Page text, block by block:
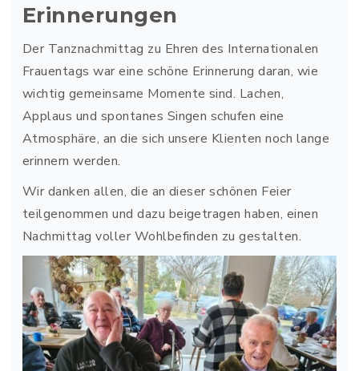
Erinnerungen
Der Tanznachmittag zu Ehren des Internationalen
Frauentags war eine schöne Erinnerung daran, wie
wichtig gemeinsame Momente sind. Lachen,
Applaus und spontanes Singen schufen eine
Atmosphäre, an die sich unsere Klienten noch lange
erinnern werden.
Wir danken allen, die an dieser schönen Feier
teilgenommen und dazu beigetragen haben, einen
Nachmittag voller Wohlbefinden zu gestalten.